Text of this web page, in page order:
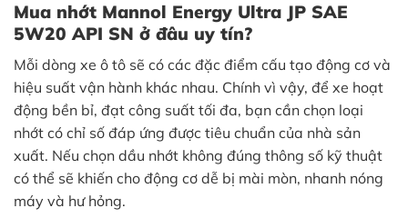
Mua nhớt Mannol Energy Ultra JP SAE
5W20 API SN ở đâu uy tín?
Mỗi dòng xe ô tô sẽ có các đặc điểm cấu tạo động cơ và
hiệu suất vận hành khác nhau. Chính vì vậy, để xe hoạt
động bền bỉ, đạt công suất tối đa, bạn cần chọn loại
nhớt có chỉ số đáp ứng được tiêu chuẩn của nhà sản
xuất. Nếu chọn dầu nhớt không đúng thông số kỹ thuật
có thể sẽ khiến cho động cơ dễ bị mài mòn, nhanh nóng
máy và hư hỏng.